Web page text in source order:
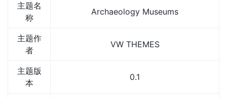
主题名
称
Archaeology Museums
主题作
者
VW THEMES
主题版
本
0.1